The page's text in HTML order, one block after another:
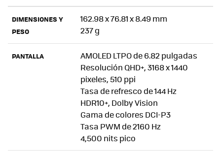
DIMENSIONES Y
PESO
162.98 x 76.81 x 8.49 mm
237 g
PANTALLA
AMOLED LTPO de 6.82 pulgadas
Resolución QHD+, 3168 x 1440
pixeles, 510 ppi
Tasa de refresco de 144 Hz
HDR10+, Dolby Vision
Gama de colores DCI-P3
Tasa PWM de 2160 Hz
4,500 nits pico